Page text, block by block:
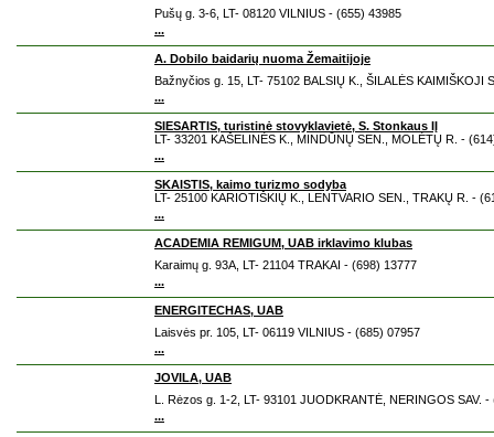
Pušų g. 3-6, LT- 08120 VILNIUS - (655) 43985
...
A. Dobilo baidarių nuoma Žemaitijoje
Bažnyčios g. 15, LT- 75102 BALSIŲ K., ŠILALĖS KAIMIŠKOJI
...
SIESARTIS, turistinė stovyklavietė, S. Stonkaus IĮ
LT- 33201 KAŠELINĖS K., MINDŪNŲ SEN., MOLĖTŲ R. -
...
SKAISTIS, kaimo turizmo sodyba
LT- 25100 KARIOTIŠKIŲ K., LENTVARIO SEN., TRAKŲ R. -
...
ACADEMIA REMIGUM, UAB irklavimo klubas
Karaimų g. 93A, LT- 21104 TRAKAI - (698) 13777
...
ENERGITECHAS, UAB
Laisvės pr. 105, LT- 06119 VILNIUS - (685) 07957
...
JOVILA, UAB
L. Rėzos g. 1-2, LT- 93101 JUODKRANTĖ, NERINGOS SAV. -
...